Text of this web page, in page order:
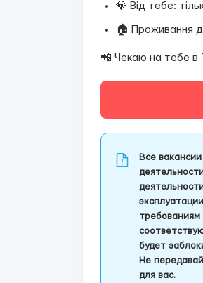
💎 Від тебе:
🏠 Проживання
📲 Чекаю на тебе в
Все
будет
Не
для вас.